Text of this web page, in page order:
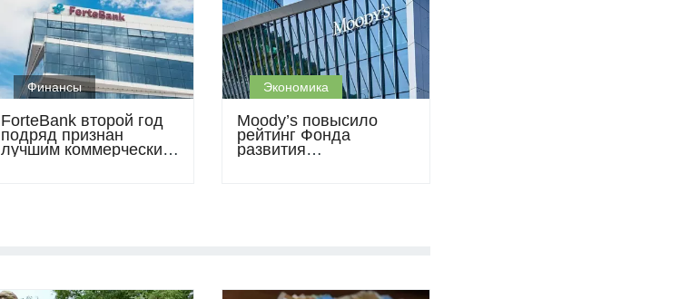
Финансы
ForteBank второй год
подряд признан
лучшим коммерческим
Экономика
Moody’s повысило
рейтинг Фонда
развития